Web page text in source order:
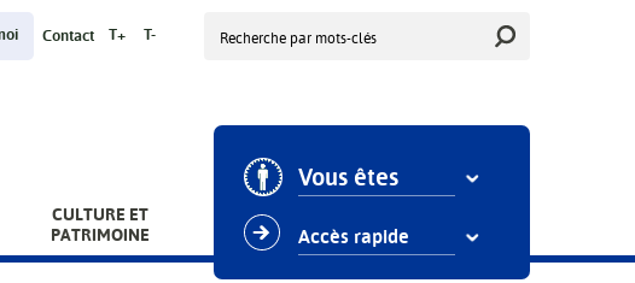
Contact T+ T-
CULTURE ET
PATRIMOINE
Vous êtes
Accès rapide